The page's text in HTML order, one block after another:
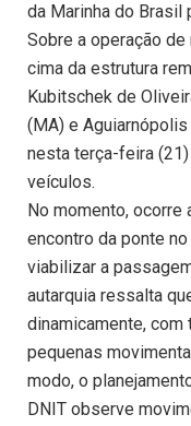
da Marinha do Brasil
Sobre a operação
cima da estrutura
Kubitschek de
(MA) e
nesta terça-feira
veículos.
No momento, ocorre
encontro da ponte
viabilizar a
autarquia ressalta
dinamicamente, com
pequenas
modo, o
DNIT observe